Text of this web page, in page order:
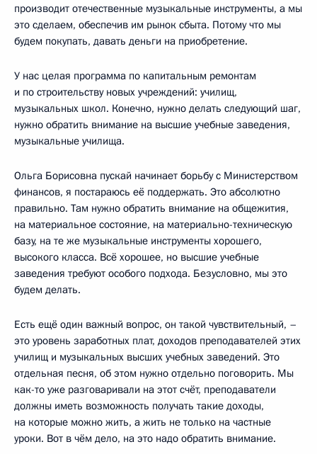
производит отечественные музыкальные инструменты, а мы
это сделаем, обеспечив им рынок сбыта. Потому что мы
будем покупать, давать деньги на приобретение.
У нас целая программа по капитальным ремонтам
и по строительству новых учреждений: училищ,
музыкальных школ. Конечно, нужно делать следующий шаг,
нужно обратить внимание на высшие учебные заведения,
музыкальные училища.
Ольга Борисовна пускай начинает борьбу с Министерством
финансов, я постараюсь её поддержать. Это абсолютно
правильно. Там нужно обратить внимание на общежития,
на материальное состояние, на материально-техническую
базу, на те же музыкальные инструменты хорошего,
высокого класса. Всё хорошее, но высшие учебные
заведения требуют особого подхода. Безусловно, мы это
будем делать.
Есть ещё один важный вопрос, он такой чувствительный, –
это уровень заработных плат, доходов преподавателей этих
училищ и музыкальных высших учебных заведений. Это
отдельная песня, об этом нужно отдельно поговорить. Мы
как-то уже разговаривали на этот счёт, преподаватели
должны иметь возможность получать такие доходы,
на которые можно жить, а жить не только на частные
уроки. Вот в чём дело, на это надо обратить внимание.